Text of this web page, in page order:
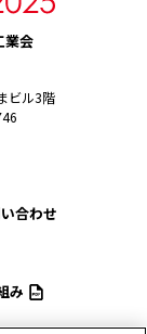
業会
ビル3階
合わせ
み